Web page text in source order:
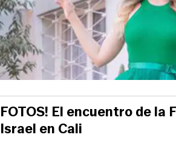
FOTOS! El encuentro de la
Israel en Cali